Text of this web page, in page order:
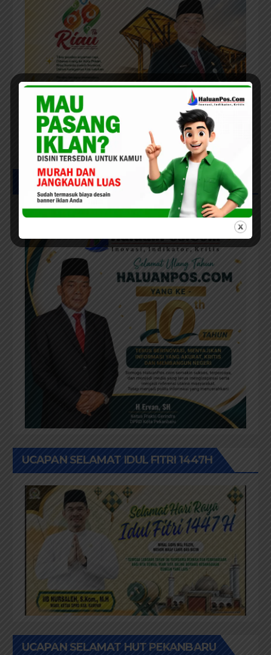
UCAPAN MILAD HPC
UCAPAN SELAMAT IDUL FITRI 1447H
UCAPAN SELAMAT HUT PEKANBARU